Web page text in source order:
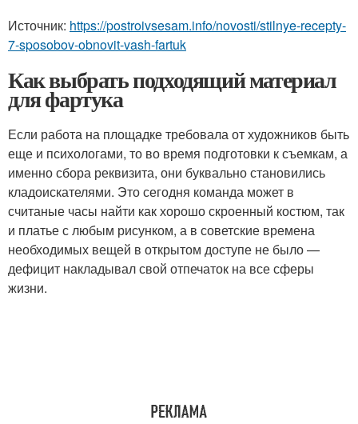
Источник: https://postroivsesam.info/novosti/stilnye-recepty-
7-sposobov-obnovit-vash-fartuk
Как выбрать подходящий материал
для фартука
Если работа на площадке требовала от художников быть
еще и психологами, то во время подготовки к съемкам, а
именно сбора реквизита, они буквально становились
кладоискателями. Это сегодня команда может в
считаные часы найти как хорошо скроенный костюм, так
и платье с любым рисунком, а в советские времена
необходимых вещей в открытом доступе не было —
дефицит накладывал свой отпечаток на все сферы
жизни.